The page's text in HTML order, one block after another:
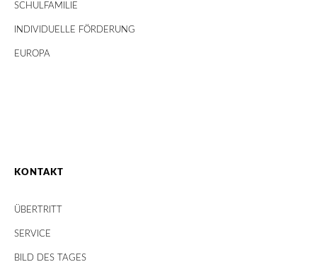
SCHULFAMILIE
INDIVIDUELLE FÖRDERUNG
EUROPA
KONTAKT
ÜBERTRITT
SERVICE
BILD DES TAGES